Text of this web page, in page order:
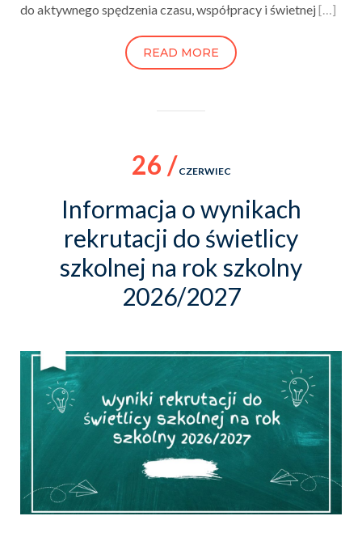
do aktywnego spędzenia czasu, współpracy i świetnej[…]
READ MORE
26 / CZERWIEC
Informacja o wynikach
rekrutacji do świetlicy
szkolnej na rok szkolny
2026/2027